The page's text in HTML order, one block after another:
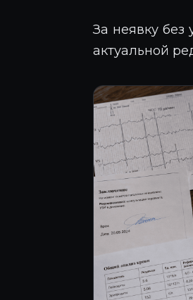
За неявку без
актуальной